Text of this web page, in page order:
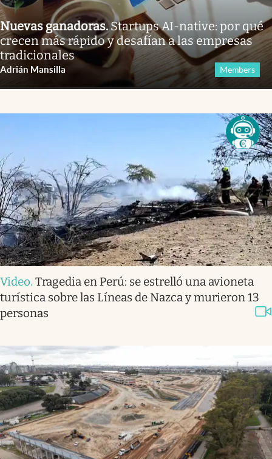
Nuevas ganadoras.Startups AI-native: por qué
crecen más rápido y desafían a las empresas
tradicionales
Adrián Mansilla Members
Video. Tragedia en Perú: se estrelló una avioneta
turística sobre las Líneas de Nazca y murieron 13
personas